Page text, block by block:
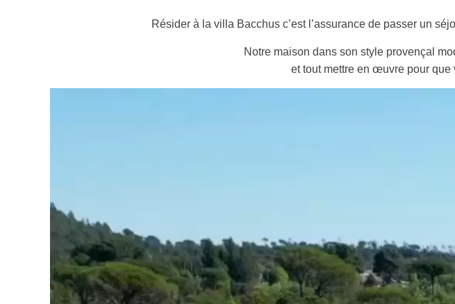
Résider à la villa Bacchus c’est l’assurance de passer un
Notre maison dans son style provençal
et tout mettre en œuvre pour que